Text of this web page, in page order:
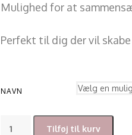
Mulighed for at
Perfekt til dig der vil
NAVN
Tilføj til kurv